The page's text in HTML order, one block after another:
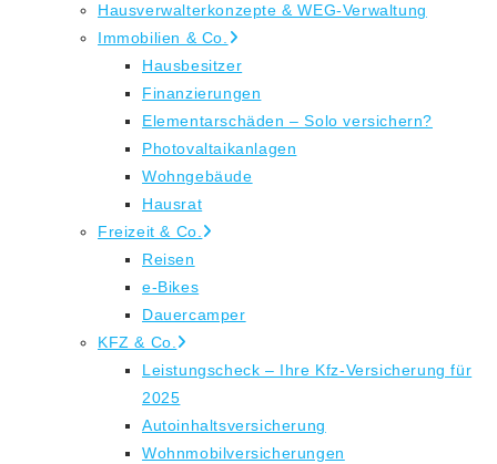
Hausverwalterkonzepte & WEG-Verwaltung
Immobilien & Co.
Hausbesitzer
Finanzierungen
Elementarschäden – Solo versichern?
Photovaltaikanlagen
Wohngebäude
Hausrat
Freizeit & Co.
Reisen
e-Bikes
Dauercamper
KFZ & Co.
Leistungscheck – Ihre Kfz-Versicherung für
2025
Autoinhaltsversicherung
Wohnmobilversicherungen